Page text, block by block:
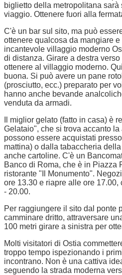
biglietto della metropolitana
viaggio. Ottenere fuori alla
C'è un bar sul sito, ma può
ottenere qualcosa da mangiare
incantevole villaggio moderno
di distanza. Girare a destra
ottenere al villaggio moderno.
buona. Si può avere un pane
(prosciutto, ecc.) preparato per
hanno anche bevande
venduta da armadi.
Il miglior gelato (fatto in casa) è
Gelataio", che si trova accanto
possono essere acquistati
mattina) o dalla tabaccheria
anche cartoline. C'è un
Banco di Roma, che è in Piazza
ristorante "Il Monumento".
ore 13.30 e riapre alle ore
- 20.00.
Per raggiungere il sito dal ponte
camminare dritto, attraversare
100 metri girare a sinistra per
Molti visitatori di Ostia
troppo tempo ispezionando i
incontrano. Non è una cattiva
seguendo la strada moderna